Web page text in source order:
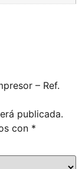
– Ref.
publicada.
con *